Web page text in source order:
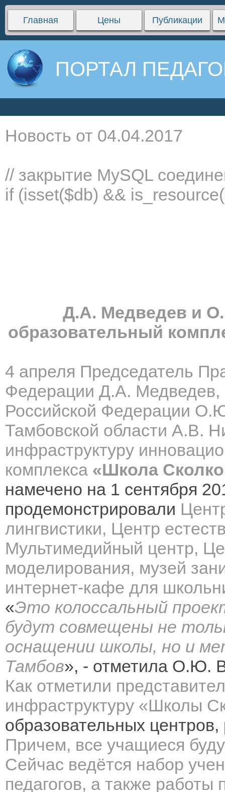
Главная Цены Публикации
ПОРТАЛ
Новость от 04.04.2017
// закрытие MySQL
if (isset($db) &&
Д.А. Медведев и
образовательный
4 апреля Председатель
Федерации Д.А. Медведев,
Российской Федерации
Тамбовской области А.В.
инфраструктуру
комплекса «Школа
намечено на 1 сентября
продемонстрировали
лингвистики, Центр
Мультимедийный центр,
моделирования, музей
интернет-кафе для
«Это колоссальный
будут совмещены не
оснащении школы, но и
Тамбов», - отметила О.Ю.
Как отметили
инфраструктуру «Школы
образовательных
Причем, все учащиеся
Сейчас ведётся набор
педагогов, а также работы